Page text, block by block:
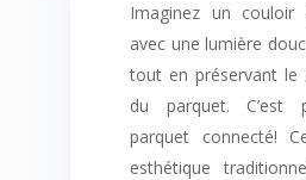
Imaginez un couloir
avec une lumière
tout en préservant le
du parquet. C’est
parquet connecté!
esthétique